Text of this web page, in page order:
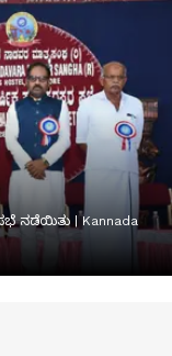
ನಡೆಯಿತು | Kannada